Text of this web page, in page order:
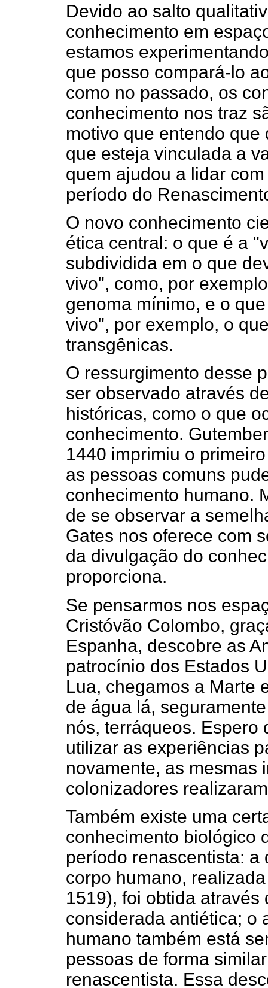
Devido ao salto
conhecimento em
estamos
que posso compará-lo
como no passado, os
conhecimento nos traz
motivo que entendo
que esteja vinculada a
quem ajudou a lidar
período do
O novo conhecimento
ética central: o que é a
subdividida em o que
vivo", como, por
genoma mínimo, e o
vivo", por exemplo, o
transgênicas.
O ressurgimento desse
ser observado através
históricas, como o que
conhecimento.
1440 imprimiu o
as pessoas comuns
conhecimento humano.
de se observar a
Gates nos oferece com
da divulgação do
proporciona.
Se pensarmos nos
Cristóvão Colombo,
Espanha, descobre as
patrocínio dos Estados
Lua, chegamos a Marte
de água lá,
nós, terráqueos. Espero
utilizar as experiências
novamente, as mesmas
colonizadores
Também existe uma
conhecimento biológico
período renascentista:
corpo humano,
1519), foi obtida
considerada antiética; o
humano também está
pessoas de forma
renascentista. Essa